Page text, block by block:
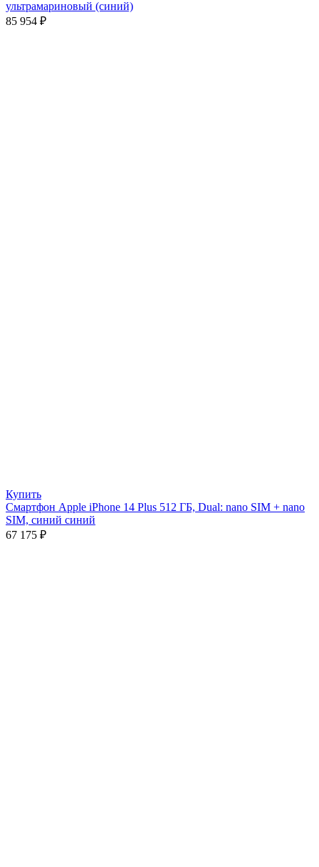
ультрамариновый (синий)
85 954 ₽
Купить
Смартфон Apple iPhone 14 Plus 512 ГБ, Dual: nano SIM + nano
SIM, синий синий
67 175 ₽